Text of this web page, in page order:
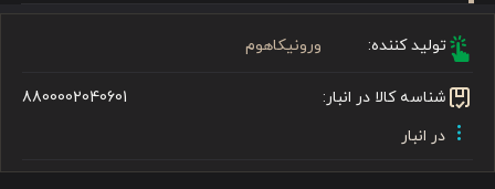
تولید کننده: ورونیکاهوم
شناسه کالا در انبار:
8800002040601
در انبار